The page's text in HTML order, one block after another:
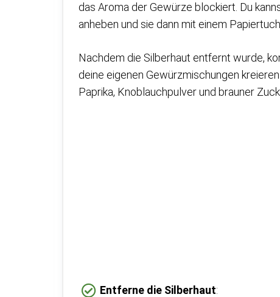
das Aroma der Gewürze blockiert. Du
anheben und sie dann mit einem
Nachdem die Silberhaut entfernt wurde,
deine eigenen Gewürzmischungen
Paprika, Knoblauchpulver und brauner
Entferne die Silberhaut: